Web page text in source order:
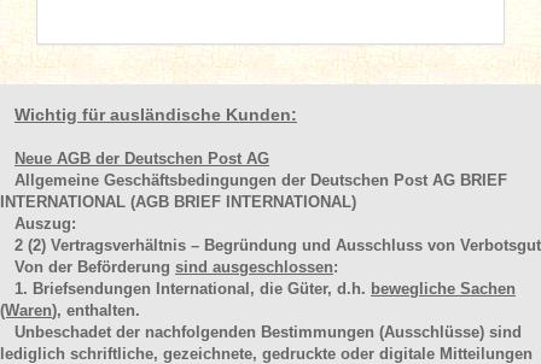
Wichtig für ausländische Kunden:
Neue AGB der Deutschen Post AG
Allgemeine Geschäftsbedingungen der Deutschen Post AG BRIEF
INTERNATIONAL (AGB BRIEF INTERNATIONAL)
Auszug:
2 (2) Vertragsverhältnis – Begründung und Ausschluss von Verbotsgut
Von der Beförderung sind ausgeschlossen:
1. Briefsendungen International, die Güter, d.h. bewegliche Sachen
(Waren), enthalten.
Unbeschadet der nachfolgenden Bestimmungen (Ausschlüsse) sind
lediglich schriftliche, gezeichnete, gedruckte oder digitale Mitteilungen